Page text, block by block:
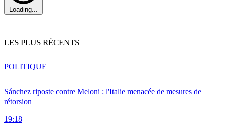
Loading...
LES PLUS RÉCENTS
Sánchez riposte contre Meloni : l'Italie menacée de mesures de
rétorsion
19:18
POLITIQUE